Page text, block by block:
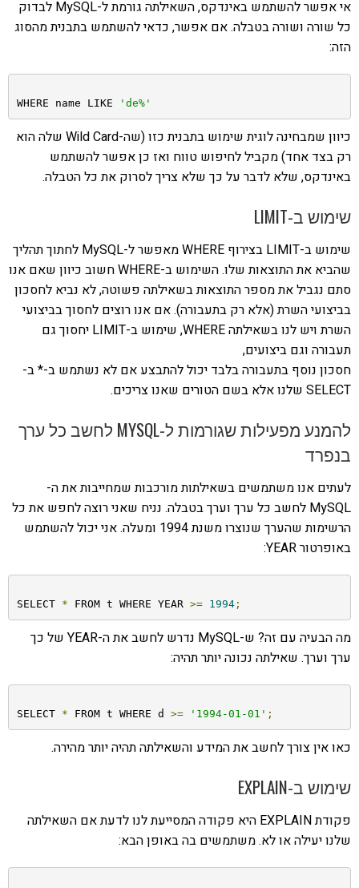
אי אפשר להשתמש באינדקס, השאילתה גורמת ל-MySQL לבדוק
כל שורה ושורה בטבלה. אם אפשר, כדאי להשתמש בתבנית מהסוג
הזה:
WHERE name LIKE 'de%'
כיוון שמבחינה לוגית שימוש בתבנית כזו (שה-Wild Card שלה הוא
רק בצד אחד) מקביל לחיפוש טווח ואז כן אפשר להשתמש
באינדקס, שלא לדבר על כך שלא צריך לסרוק את כל הטבלה.
שימוש ב-LIMIT
שימוש ב-LIMIT בצירוף WHERE מאפשר ל-MySQL לחתוך תהליך
שהביא את התוצאות שלו. השימוש ב-WHERE חשוב כיוון שאם אנו
סתם נגביל את מספר התוצאות בשאילתה פשוטה, לא נביא לחסכון
בביצועי השרת (אלא רק בתעבורה). אם אנו רוצים לחסוך בביצועי
השרת ויש לנו בשאילתה WHERE, שימוש ב-LIMIT יחסוך גם
תעבורה וגם ביצועים,
חסכון נוסף בתעבורה בלבד יכול להתבצע אם לא נשתמש ב-* ב-
SELECT שלנו אלא בשם הטורים שאנו צריכים.
להמנע מפעילות שגורמות ל-MYSQL לחשב כל ערך
בנפרד
לעתים אנו משתמשים בשאילתות מורכבות שמחייבות את ה-
MySQL לחשב כל ערך וערך בטבלה. נניח שאני רוצה לחפש את כל
הרשימות שהערך שנוצרו משנת 1994 ומעלה. אני יכול להשתמש
באופרטור YEAR:
SELECT * FROM t WHERE YEAR >= 1994;
מה הבעיה עם זה? ש-MySQL נדרש לחשב את ה-YEAR של כך
ערך וערך. שאילתה נכונה יותר תהיה:
SELECT * FROM t WHERE d >= '1994-01-01' ;
כאו אין צורך לחשב את המידע והשאילתה תהיה יותר מהירה.
שימוש ב-EXPLAIN
פקודת EXPLAIN היא פקודה המסייעת לנו לדעת אם השאילתה
שלנו יעילה או לא. משתמשים בה באופן הבא: